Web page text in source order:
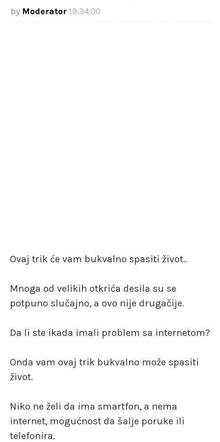
Moderator 19:34:00
Ovaj trik će vam bukvalno spasiti život..
Mnoga od velikih otkrića desila su se
potpuno slučajno, a ovo nije drugačije.
Da li ste ikada imali problem sa internetom?
Onda vam ovaj trik bukvalno može spasiti
život.
Niko ne želi da ima smartfon, a nema
internet, mogućnost da šalje poruke ili
telefonira.